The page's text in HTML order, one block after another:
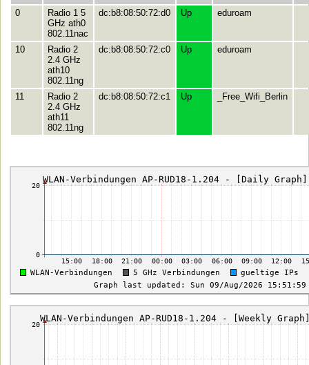
0
Radio 1 5
GHz ath0
802.11nac
dc:b8:08:50:72:d0 Up eduroam
10
Radio 2
2.4 GHz
ath10
802.11ng
dc:b8:08:50:72:c0 Up eduroam
11
Radio 2
2.4 GHz
ath11
802.11ng
dc:b8:08:50:72:c1 Up _Free_Wifi_Berlin